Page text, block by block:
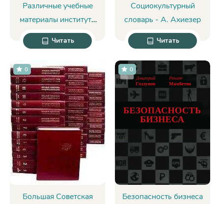
Различные учебные
материалы института
МВД - неизвестен
Автор
Читать
Социокультурный
словарь - А. Ахиезер
Читать
Большая Советская
0
Безопасность бизнеса
0